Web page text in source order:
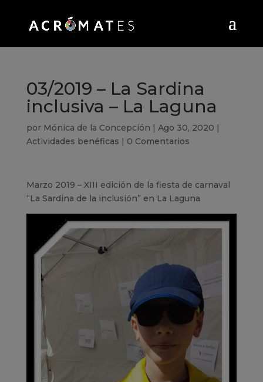
03/2019 – La Sardina
inclusiva – La Laguna
por Mónica de la Concepción | Ago 30, 2020 |
Actividades benéficas | 0 Comentarios
Marzo 2019 – XIII edición de la fiesta de carnaval
“La Sardina de la inclusión” en La Laguna